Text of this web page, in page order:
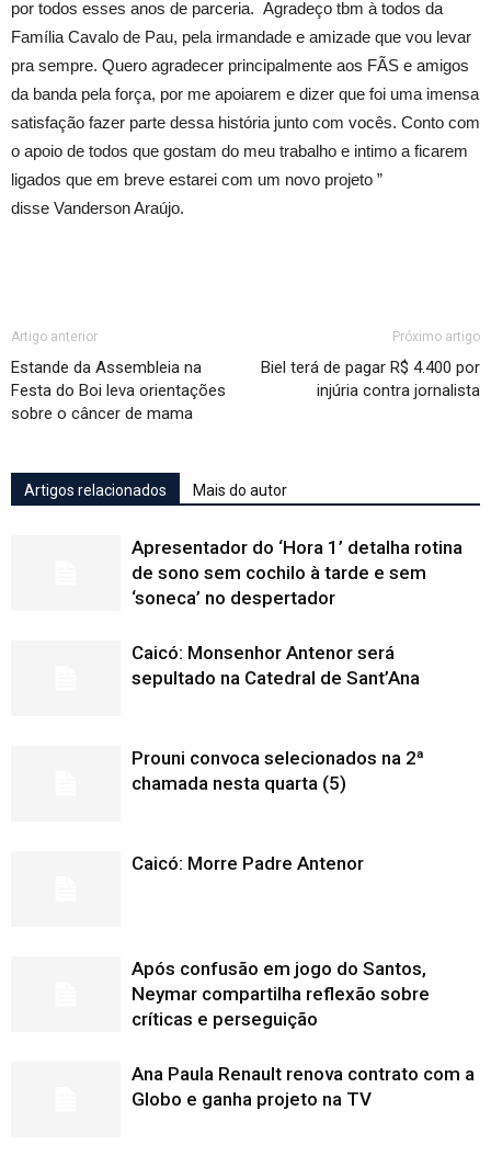
por todos esses anos de parceria. Agradeço tbm à todos da
Família Cavalo de Pau, pela irmandade e amizade que vou levar
pra sempre. Quero agradecer principalmente aos FÃS e amigos
da banda pela força, por me apoiarem e dizer que foi uma imensa
satisfação fazer parte dessa história junto com vocês. Conto com
o apoio de todos que gostam do meu trabalho e intimo a ficarem
ligados que em breve estarei com um novo projeto ”
disse Vanderson Araújo.
Artigo anterior
Estande da Assembleia na
Festa do Boi leva orientações
sobre o câncer de mama
Próximo artigo
Biel terá de pagar R$ 4.400 por
injúria contra jornalista
Artigos relacionados Mais do autor
Apresentador do ‘Hora 1’ detalha rotina
de sono sem cochilo à tarde e sem
‘soneca’ no despertador
Caicó: Monsenhor Antenor será
sepultado na Catedral de Sant’Ana
Prouni convoca selecionados na 2ª
chamada nesta quarta (5)
Caicó: Morre Padre Antenor
Após confusão em jogo do Santos,
Neymar compartilha reflexão sobre
críticas e perseguição
Ana Paula Renault renova contrato com a
Globo e ganha projeto na TV